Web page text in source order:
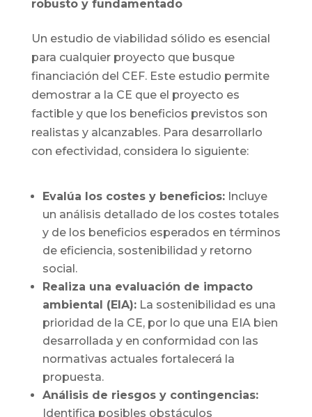
robusto y fundamentado
Un estudio de viabilidad sólido es esencial
para cualquier proyecto que busque
financiación del CEF. Este estudio permite
demostrar a la CE que el proyecto es
factible y que los beneficios previstos son
realistas y alcanzables. Para desarrollarlo
con efectividad, considera lo siguiente:
Evalúa los costes y beneficios:Incluye
un análisis detallado de los costes totales
y de los beneficios esperados en términos
de eficiencia, sostenibilidad y retorno
social.
Realiza una evaluación de impacto
ambiental (EIA):La sostenibilidad es una
prioridad de la CE, por lo que una EIA bien
desarrollada y en conformidad con las
normativas actuales fortalecerá la
propuesta.
Análisis de riesgos y contingencias:
Identifica posibles obstáculos